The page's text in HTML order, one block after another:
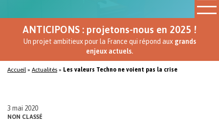
ANTICIPONS : projetons-nous en 2025 !
Un projet ambitieux pour la France qui répond aux grands
enjeux actuels.
Accueil» Actualités » Les valeurs Techno ne voient pas la crise
3 mai 2020
NON CLASSÉ